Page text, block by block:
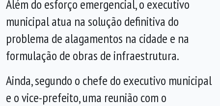
Além do esforço emergencial, o executivo
municipal atua na solução definitiva do
problema de alagamentos na cidade e na
formulação de obras de infraestrutura.
Ainda, segundo o chefe do executivo municipal
e o vice-prefeito, uma reunião com o